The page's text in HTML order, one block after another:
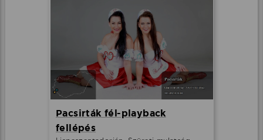
Pacsirták fél-playback
fellépés